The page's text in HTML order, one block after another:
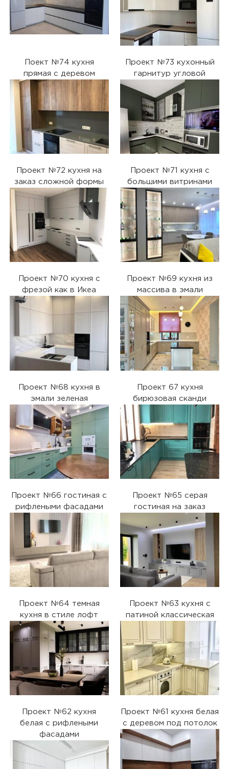
Поект №74 кухня
прямая с деревом
Проект №73 кухонный
гарнитур угловой
Проект №72 кухня на
заказ сложной формы
Проект №71 кухня с
большими витринами
Проект №70 кухня с
фрезой как в Икеа
Проект №69 кухня из
массива в эмали
Проект №68 кухня в
эмали зеленая
Проект 67 кухня
бирюзовая сканди
Проект №66 гостиная с
рифлеными фасадами
Проект №65 серая
гостиная на заказ
Проект №64 темная
кухня в стиле лофт
Проект №63 кухня с
патиной классическая
Проект №62 кухня
белая с рифлеными
фасадами
Проект №61 кухня белая
с деревом под потолок